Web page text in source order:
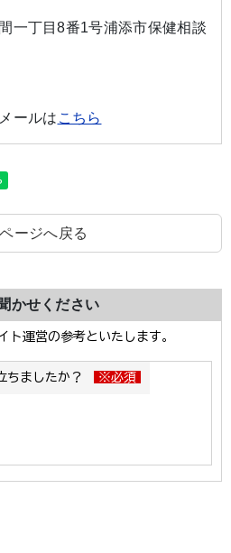
一丁目8番1号浦添市保健相談
ールは こちら
ージへ戻る
かせください